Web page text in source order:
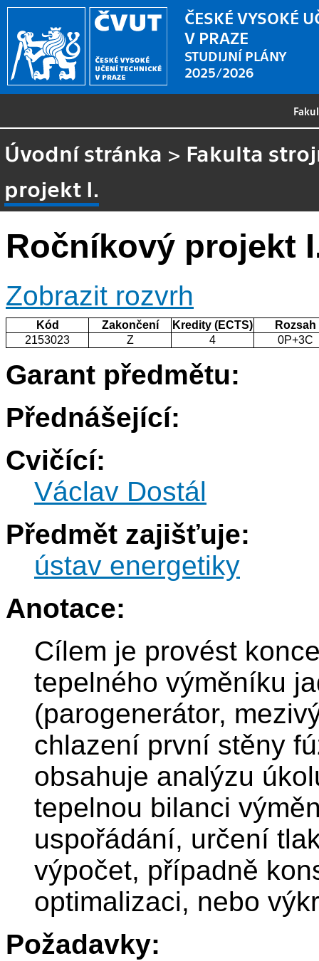
ČESKÉ VYSOKÉ
V PRAZE
STUDIJNÍ PLÁNY
2025/2026
Úvodní stránka > Fakulta
projekt I.
Ročníkový projekt
Zobrazit rozvrh
Kód Zakončení Kredity (ECTS)
Rozsah
2153023
Z 4 0P+3C
Garant předmětu:
Přednášející:
Cvičící:
Václav Dostál
Předmět zajišťuje:
ústav energetiky
Anotace:
Cílem je provést
tepelného výměníku
(parogenerátor,
chlazení první stěny
obsahuje analýzu
tepelnou bilanci
uspořádání, určení
výpočet, případně
optimalizaci, nebo
Požadavky: